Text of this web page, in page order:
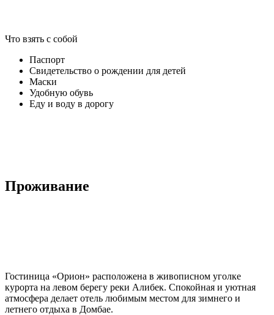
Что взять с собой
Паспорт
Свидетельство о рождении для детей
Маски
Удобную обувь
Еду и воду в дорогу
Проживание
Гостиница «Орион» расположена в живописном уголке
курорта на левом берегу реки Алибек. Спокойная и уютная
атмосфера делает отель любимым местом для зимнего и
летнего отдыха в Домбае.